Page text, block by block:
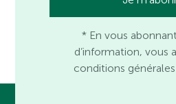
* En vous
d’information, vous
conditions générales